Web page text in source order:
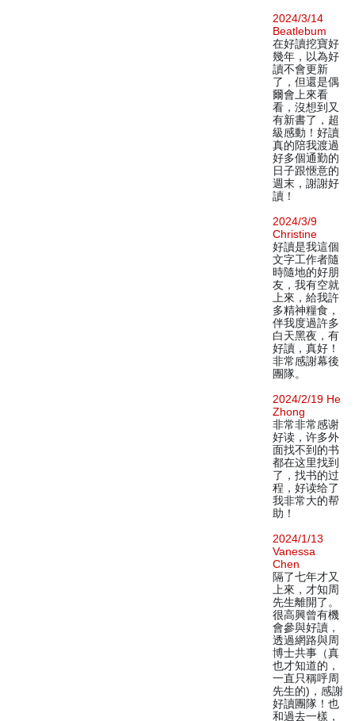
2024/3/14
Beatlebum
在好讀挖寶好
幾年，以為好
讀不會更新
了，但還是偶
爾會上來看
看，沒想到又
有新書了，超
級感動！好讀
真的陪我渡過
好多個通勤的
日子跟愜意的
週末，謝謝好
讀！
2024/3/9
Christine
好讀是我這個
文字工作者隨
時隨地的好朋
友，我有空就
上來，給我許
多精神糧食，
伴我度過許多
白天黑夜，有
好讀，真好！
非常感謝幕後
團隊。
2024/2/19 He
Zhong
非常非常感谢
好读，许多外
面找不到的书
都在这里找到
了，找书的过
程，好读给了
我非常大的帮
助！
2024/1/13
Vanessa
Chen
隔了七年才又
上來，才知周
先生離開了。
很高興曾有機
會參與好讀，
透過網路與周
博士共事（真
也才知道的，
一直只稱呼周
先生的)，感謝
好讀團隊！也
和過去一樣，